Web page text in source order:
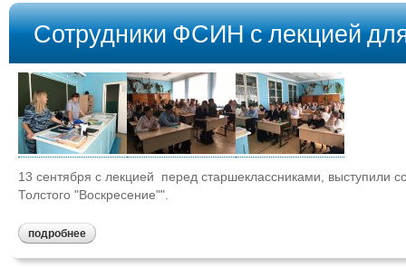
Сотрудники ФСИН с лекцией
13 сентября с лекцией перед старшеклассниками,
Толстого "Воскресение"".
подробнее